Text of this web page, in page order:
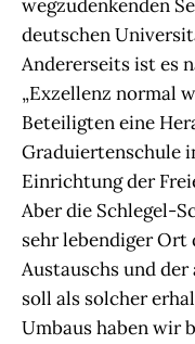
wegzudenkenden
deutschen
Andererseits ist es
„Exzellenz normal
Beteiligten eine
Graduiertenschule
Einrichtung der
Aber die Schlegel-
sehr lebendiger Ort
Austauschs und
soll als solcher
Umbaus haben wir